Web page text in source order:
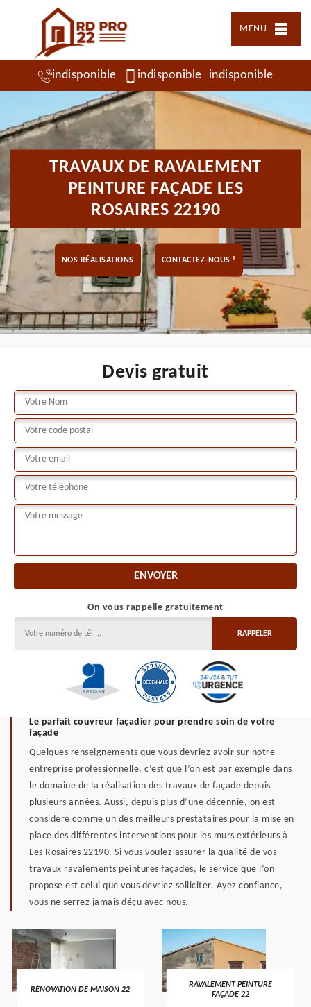
MENU
indisponible indisponible indisponible
TRAVAUX DE RAVALEMENT
PEINTURE FAÇADE LES
ROSAIRES 22190
NOS RÉALISATIONS CONTACTEZ-NOUS !
Devis gratuit
On vous rappelle gratuitement
Le parfait couvreur façadier pour prendre soin de votre
façade
Quelques renseignements que vous devriez avoir sur notre
entreprise professionnelle, c’est que l’on est par exemple dans
le domaine de la réalisation des travaux de façade depuis
plusieurs années. Aussi, depuis plus d’une décennie, on est
considéré comme un des meilleurs prestataires pour la mise en
place des différentes interventions pour les murs extérieurs à
Les Rosaires 22190. Si vous voulez assurer la qualité de vos
travaux ravalements peintures façades, le service que l’on
propose est celui que vous devriez solliciter. Ayez confiance,
vous ne serrez jamais déçu avec nous.
RÉNOVATION DE MAISON 22
RAVALEMENT PEINTURE
FAÇADE 22